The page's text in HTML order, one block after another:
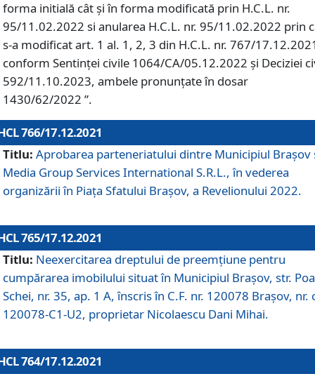
forma initială cât și în forma modificată prin H.C.L. nr.
95/11.02.2022 si anularea H.C.L. nr. 95/11.02.2022 prin
s-a modificat art. 1 al. 1, 2, 3 din H.C.L. nr. 767/
conform Sentinței civile 1064/CA/05.12.2022 și Deciziei
592/11.10.2023, ambele pronunțate în dosar
1430/62/2022 ”.
766/17.12.2021
Titlu: Aprobarea parteneriatului dintre Municipiul Brașov
Media Group Services International S.R.L., în vederea
organizării în Piața Sfatului Brașov, a Revelionului 2022.
765/17.12.2021
Titlu: Neexercitarea dreptului de preemţiune pentru
cumpărarea imobilului situat în Municipiul Braşov, str.
Schei, nr. 35, ap. 1 A, înscris în C.F. nr. 120078 Brașov, nr.
120078-C1-U2, proprietar Nicolaescu Dani Mihai.
764/17.12.2021